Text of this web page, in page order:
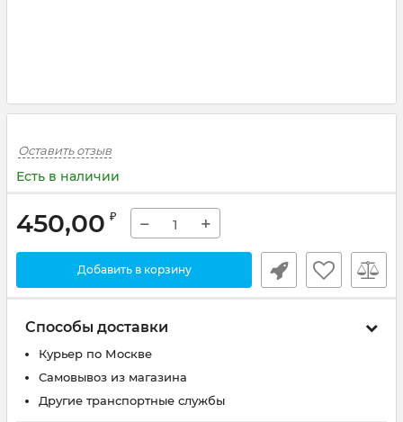
Оставить отзыв
Есть в наличии
450,00 ₽ − +
Добавить в корзину
Способы доставки
Курьер по Москве
Самовывоз из магазина
Другие транспортные службы